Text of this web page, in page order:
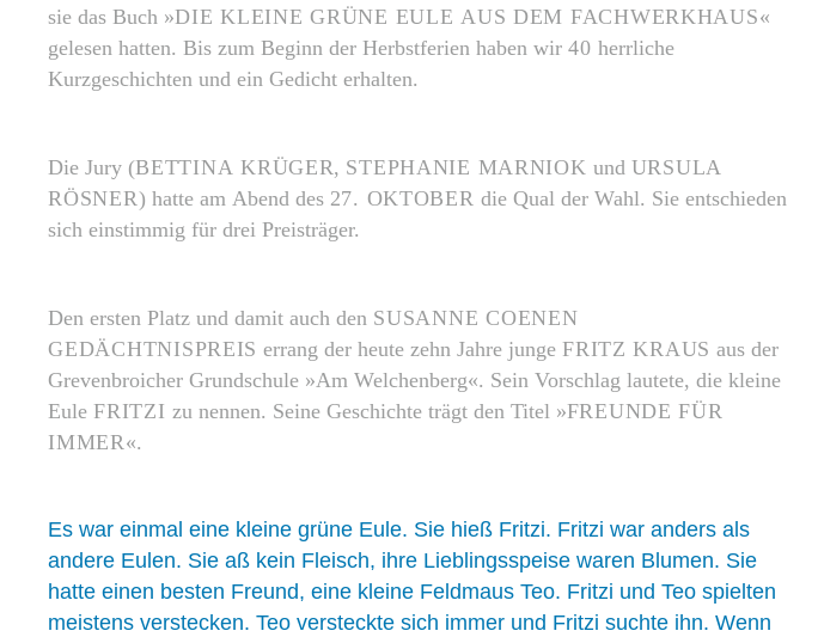
sie das Buch »DIE KLEINE GRÜNE EULE AUS DEM FACHWERKHAUS«
gelesen hatten. Bis zum Beginn der Herbstferien haben wir40 herrliche
Kurzgeschichten und ein Gedicht erhalten.
Die Jury (BETTINA KRÜGER, STEPHANIE MARNIOK und URSULA
RÖSNER) hatte am Abend des 27. OKTOBER die Qual der Wahl. Sie entschieden
sich einstimmig für drei Preisträger.
Den ersten Platz und damit auch den SUSANNE COENEN
GEDÄCHTNISPREIS errang der heute zehn Jahre jungeFRITZ KRAUS aus der
Grevenbroicher Grundschule »Am Welchenberg«. Sein Vorschlag lautete, die kleine
EuleFRITZI zu nennen. Seine Geschichte trägt den Titel »FREUNDE FÜR
IMMER «.
Es war einmal eine kleine grüne Eule. Sie hieß Fritzi. Fritzi war anders als
andere Eulen. Sie aß kein Fleisch, ihre Lieblingsspeise waren Blumen. Sie
hatte einen besten Freund, eine kleine Feldmaus Teo. Fritzi und Teo spielten
meistens verstecken. Teo versteckte sich immer und Fritzi suchte ihn. Wenn